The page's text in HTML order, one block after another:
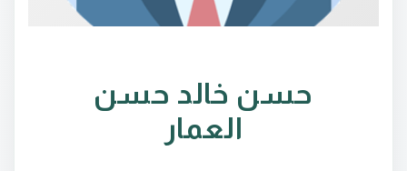
حسن خالد حسن
العمار